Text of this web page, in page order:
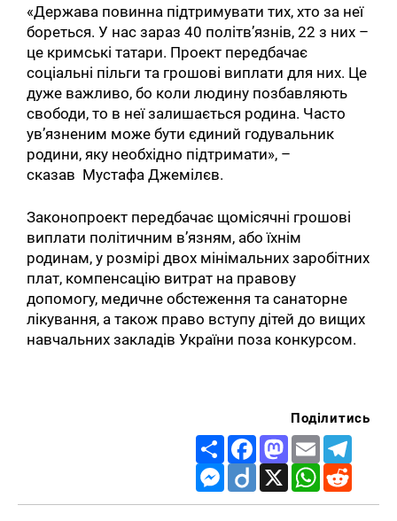
«Держава повинна підтримувати тих, хто за неї
бореться. У нас зараз 40 політв’язнів, 22 з них –
це кримські татари. Проект передбачає
соціальні пільги та грошові виплати для них. Це
дуже важливо, бо коли людину позбавляють
свободи, то в неї залишається родина. Часто
ув’язненим може бути єдиний годувальник
родини, яку необхідно підтримати», –
сказав Мустафа Джемілєв.
Законопроект передбачає щомісячні грошові
виплати політичним в’язням, або їхнім
родинам, у розмірі двох мінімальних заробітних
плат, компенсацію витрат на правову
допомогу, медичне обстеження та санаторне
лікування, а також право вступу дітей до вищих
навчальних закладів України поза конкурсом.
Поділитись
Share FacebookMastodon
Email
Messenger
Diigo X WhatsApp